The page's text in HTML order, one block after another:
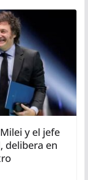
y el jefe
delibera en